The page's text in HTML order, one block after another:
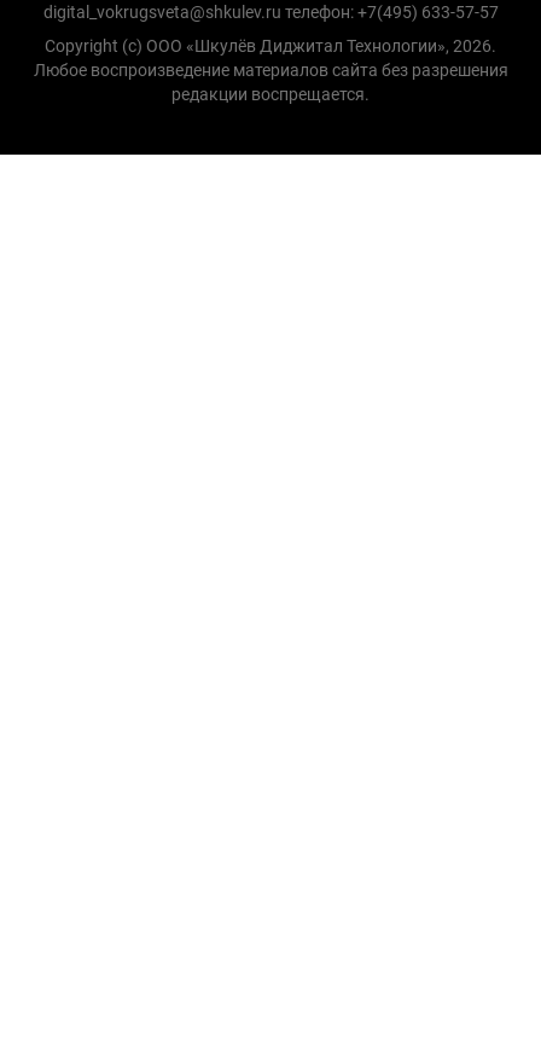
digital_vokrugsveta@shkulev.ru телефон: +7(495) 633-57-57
Copyright (с) ООО «Шкулёв Диджитал Технологии», 2026.
Любое воспроизведение материалов сайта без разрешения
редакции воспрещается.